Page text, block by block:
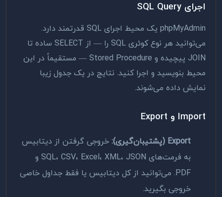
اجرای SQL Query
phpMyAdmin یک محیط اجرای SQL قدرتمند دارد.
می‌توانید هر نوع کوئری SQL را — از SELECT ساده تا
JOIN پیچیده و Stored Procedure — مستقیماً در این
محیط بنویسید و اجرا کنید. نتایج در یک جدول زیبا
نمایش داده می‌شوند.
Import و Export
Export (پشتیبان‌گیری):
خروجی گرفتن از دیتابیس
به فرمت‌های SQL، CSV، Excel، XML، JSON و
PDF. می‌توانید از کل دیتابیس یا فقط جداول خاصی
خروجی بگیرید.